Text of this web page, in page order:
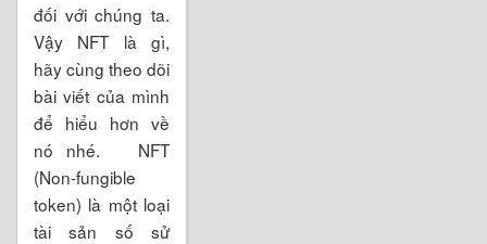
đối với chúng ta.
Vậy NFT là gì,
hãy cùng theo dõi
bài viết của mình
để hiểu hơn về
nó nhé. NFT
(Non-fungible
token) là một loại
tài sản số sử